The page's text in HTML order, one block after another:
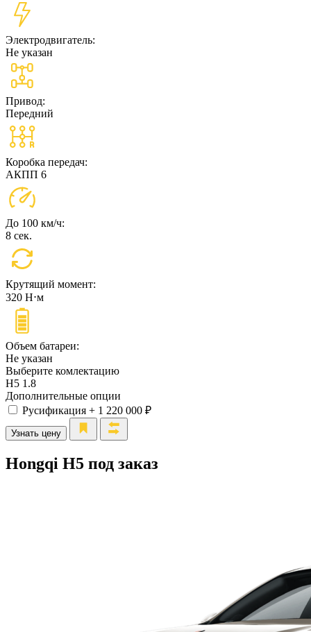
Электродвигатель:
Не указан
Привод:
Передний
Коробка передач:
АКПП 6
До 100 км/ч:
8 сек.
Крутящий момент:
320 Н⋅м
Объем батареи:
Не указан
Выберите комлектацию
H5 1.8
Дополнительные опции
Русификация + 1 220 000 ₽
Узнать цену
Hongqi H5 под заказ